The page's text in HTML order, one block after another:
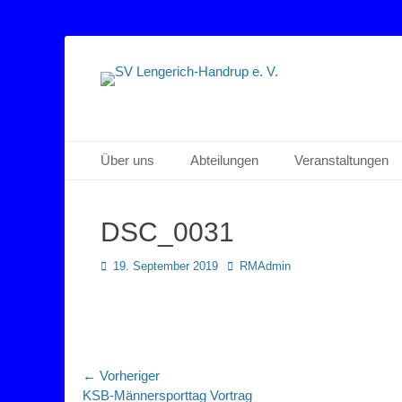
SV Lengerich-
Sportverein Lengerich Handrup
Primäres Menü
Zum
Inhalt
Über uns Abteilungen Veranstaltungen
DSC_0031
Posted
19. September 2019 AutorRMAdmin
Beitragsnavigation
← Vorheriger
Vorheriger
KSB-Männersporttag Vortrag